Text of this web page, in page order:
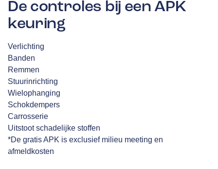
De controles bij een APK
keuring
Verlichting
Banden
Remmen
Stuurinrichting
Wielophanging
Schokdempers
Carrosserie
Uitstoot schadelijke stoffen
*De gratis APK is exclusief milieu meeting en
afmeldkosten